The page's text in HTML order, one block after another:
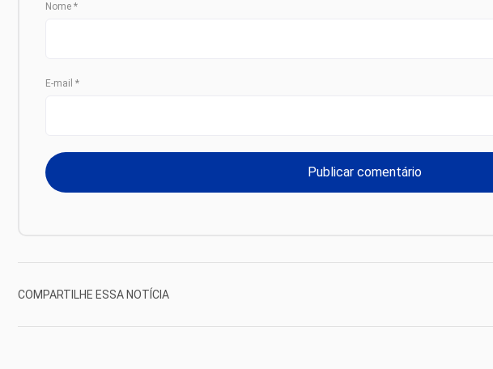
Nome *
E-mail *
COMPARTILHE ESSA NOTÍCIA